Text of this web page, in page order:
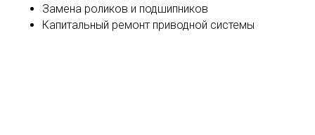
Замена роликов и подшипников
Капитальный ремонт приводной системы